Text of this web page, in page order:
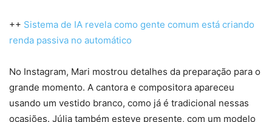
++ Sistema de IA revela como gente comum está criando
renda passiva no automático
No Instagram, Mari mostrou detalhes da preparação para o
grande momento. A cantora e compositora apareceu
usando um vestido branco, como já é tradicional nessas
ocasiões. Júlia também esteve presente, com um modelo